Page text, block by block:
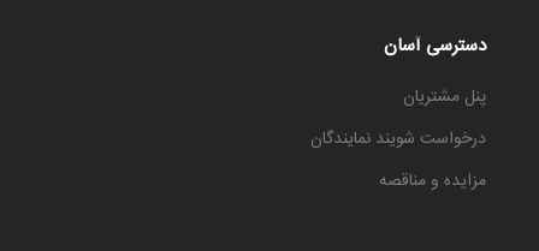
دسترسی آسان
پنل مشتریان
درخواست شویند نمایندگان
مزایده و مناقصه